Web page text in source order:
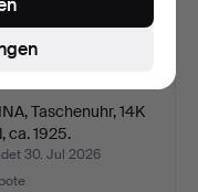
Taschenuhr, 14K
ca. 1925.
30. Jul 2026